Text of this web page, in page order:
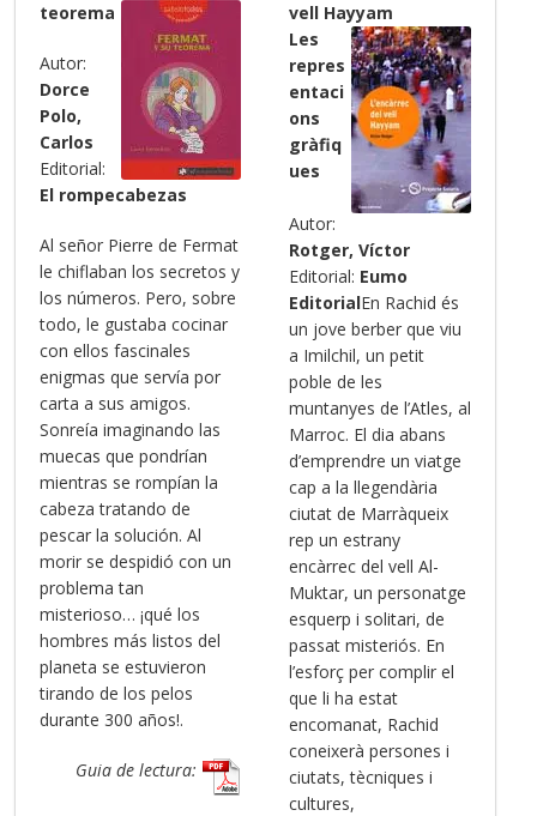
teorema
Autor:
Dorce
Polo,
Carlos
Editorial:
El rompecabezas
Al señor Pierre de Fermat
le chiflaban los secretos y
los números. Pero, sobre
todo, le gustaba cocinar
con ellos fascinales
enigmas que servía por
carta a sus amigos.
Sonreía imaginando las
muecas que pondrían
mientras se rompían la
cabeza tratando de
pescar la solución. Al
morir se despidió con un
problema tan
misterioso… ¡qué los
hombres más listos del
planeta se estuvieron
tirando de los pelos
durante 300 años!.
Guia de lectura:
vell Hayyam
Les
repres
entaci
ons
gràfiq
ues
Autor:
Rotger, Víctor
Editorial: Eumo
EditorialEn Rachid és
un jove berber que viu
a Imilchil, un petit
poble de les
muntanyes de l’Atles, al
Marroc. El dia abans
d’emprendre un viatge
cap a la llegendària
ciutat de Marràqueix
rep un estrany
encàrrec del vell Al-
Muktar, un personatge
esquerp i solitari, de
passat misteriós. En
l’esforç per complir el
que li ha estat
encomanat, Rachid
coneixerà persones i
ciutats, tècniques i
cultures,